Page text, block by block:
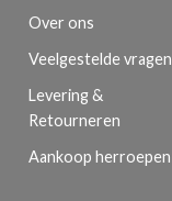
Over ons
Veelgestelde vragen
Levering &
Retourneren
Aankoop herroepen